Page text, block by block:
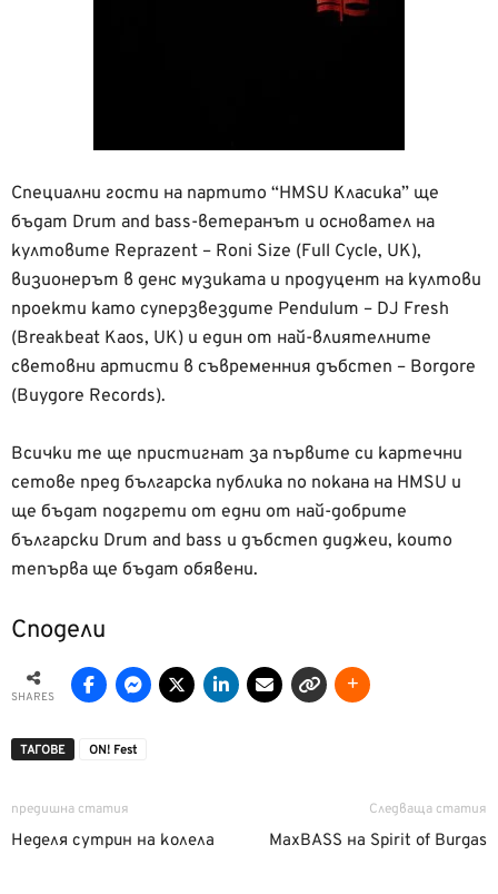
Специални гости на партито “HMSU Класика” ще
бъдат Drum and bass-ветеранът и основател на
култовите Reprazent – Roni Size (Full Cycle, UK),
визионерът в денс музиката и продуцент на култови
проекти като суперзвездите Pendulum – DJ Fresh
(Breakbeat Kaos, UK) и един от най-влиятелните
световни артисти в съвременния дъбстеп – Borgore
(Buygore Records).
Всички те ще пристигнат за първите си картечни
сетове пред българска публика по покана на HMSU и
ще бъдат подгрети от едни от най-добрите
български Drum and bass и дъбстеп диджеи, които
тепърва ще бъдат обявени.
Сподели
SHARES
ТАГОВЕ ON! Fest
предишна статия
Неделя сутрин на колела
Следваща статия
MaxBASS на Spirit of Burgas